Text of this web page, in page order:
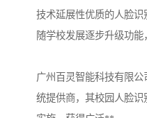
技术延展性优质的人脸识
随学校发展逐步升级功能
广州百灵智能科技有限
统提供商，其校园人脸